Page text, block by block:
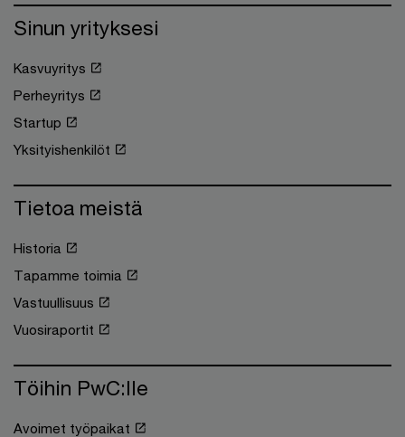
Sinun yrityksesi
Kasvuyritys
Perheyritys
Startup
Yksityishenkilöt
Tietoa meistä
Historia
Tapamme toimia
Vastuullisuus
Vuosiraportit
Töihin PwC:lle
Avoimet työpaikat